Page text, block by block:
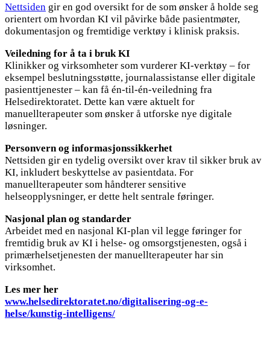
Nettsiden gir en god oversikt for de som ønsker å holde seg
orientert om hvordan KI vil påvirke både pasientmøter,
dokumentasjon og fremtidige verktøy i klinisk praksis.
Veiledning for å ta i bruk KI
Klinikker og virksomheter som vurderer KI-verktøy – for
eksempel beslutningsstøtte, journalassistanse eller digitale
pasienttjenester – kan få én-til-én-veiledning fra
Helsedirektoratet. Dette kan være aktuelt for
manuellterapeuter som ønsker å utforske nye digitale
løsninger.
Personvern og informasjonssikkerhet
Nettsiden gir en tydelig oversikt over krav til sikker bruk av
KI, inkludert beskyttelse av pasientdata. For
manuellterapeuter som håndterer sensitive
helseopplysninger, er dette helt sentrale føringer.
Nasjonal plan og standarder
Arbeidet med en nasjonal KI-plan vil legge føringer for
fremtidig bruk av KI i helse- og omsorgstjenesten, også i
primærhelsetjenesten der manuellterapeuter har sin
virksomhet.
Les mer her
www.helsedirektoratet.no/digitalisering-og-e-
helse/kunstig-intelligens/